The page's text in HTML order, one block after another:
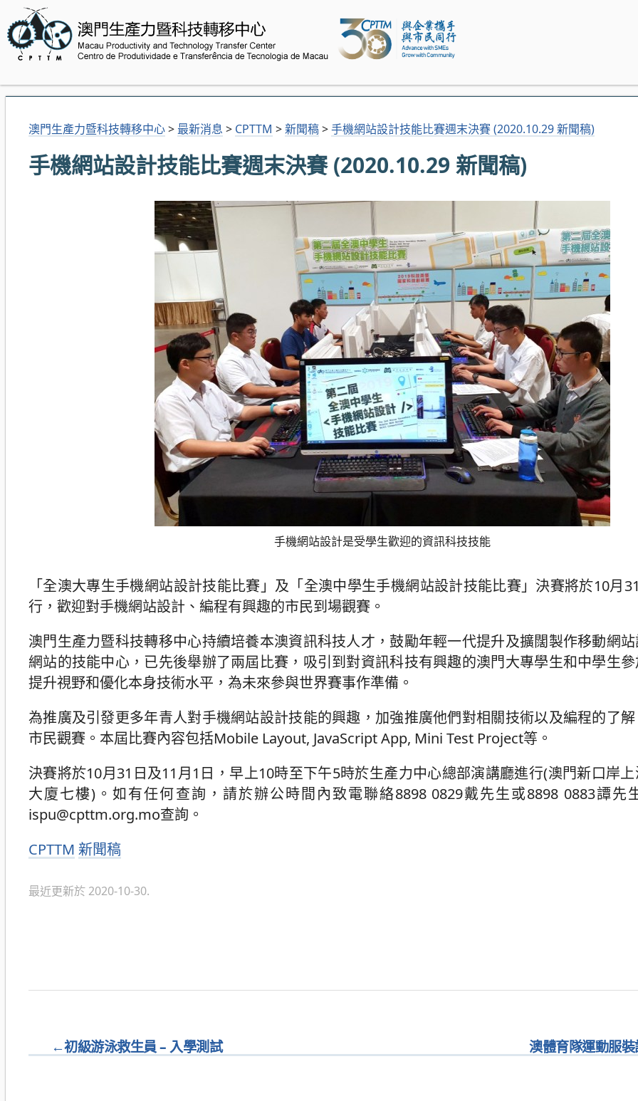
澳門生產力暨科技轉移中心> 最新消息 > CPTTM >新聞稿>手機網站設計技能比賽週末決賽 (2020.10.29 新聞稿)
手機網站設計技能比賽週末決賽 (2020.10.29 新聞稿)
手機網站設計是受學生歡迎的資訊科技技能
「全澳大專生手機網站設計技能比賽」及「全澳中學生手機網站設計技能比賽」決賽將於10月
行，歡迎對手機網站設計、編程有興趣的市民到場觀賽。
澳門生產力暨科技轉移中心持續培養本澳資訊科技人才，鼓勵年輕一代提升及擴闊製作移動網
網站的技能中心，已先後舉辦了兩屆比賽，吸引到對資訊科技有興趣的澳門大專學生和中學生
提升視野和優化本身技術水平，為未來參與世界賽事作準備。
為推廣及引發更多年青人對手機網站設計技能的興趣，加強推廣他們對相關技術以及編程的了
市民觀賽。本屆比賽內容包括Mobile Layout, JavaScript App, Mini Test Project等。
決賽將於10月31日及11月1日，早上10時至下午5時於生產力中心總部演講廳進行(澳門新口岸
大廈七樓)。如有任何查詢，請於辦公時間內致電聯絡8898 0829戴先生或8898 0883譚先
ispu@cpttm.org.mo查詢。
分
CPTTM 新聞稿
最近更新於 2020-10-30.
←初級游泳救生員 – 入學測試 澳體育隊運動服